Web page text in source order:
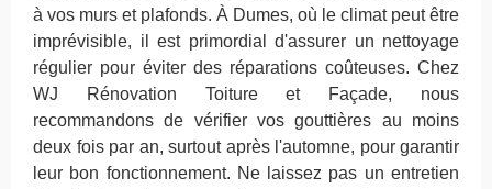
à vos murs et plafonds. À Dumes, où le climat peut être
imprévisible, il est primordial d'assurer un nettoyage
régulier pour éviter des réparations coûteuses. Chez
WJ Rénovation Toiture et Façade, nous
recommandons de vérifier vos gouttières au moins
deux fois par an, surtout après l'automne, pour garantir
leur bon fonctionnement. Ne laissez pas un entretien